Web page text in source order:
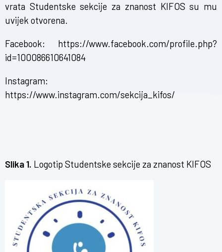
vrata Studentske sekcije za znanost KIFOS su mu
uvijek otvorena.
Facebook: https://www.facebook.com/profile.php?
id=100086610641084
Instagram:
https://www.instagram.com/sekcija_kifos/
Slika 1. Logotip Studentske sekcije za znanost KIFOS